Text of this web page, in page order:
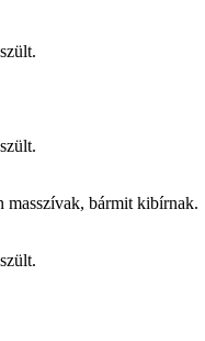
masszívak, bármit kibírnak.